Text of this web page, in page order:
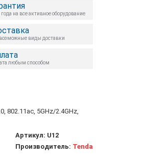
года на все активное оборудование
виды доставки
любым способом
802.11ac, 5GHz/2.4GHz,
Артикул: U12
Производитель: Tenda